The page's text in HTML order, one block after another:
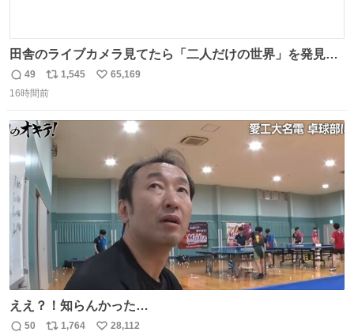
田舎のライブカメラ見てたら「二人だけの世界」を発見し
た
返
信
49
リ
ポ
ト
数
1,545
い
65,169
16時間前
ええ？！知らんかった…
50 1,764
28,112